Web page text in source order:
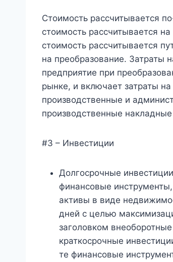
Стоимость рассчитывается
стоимость рассчитывается
стоимость рассчитывается
на преобразование. Затраты
предприятие при
рынке, и включает затраты
производственные и
производственные
#3 – Инвестиции
Долгосрочные
финансовые
активы в виде
дней с целью
заголовком
краткосрочные
те финансовые